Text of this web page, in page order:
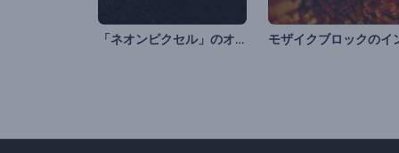
「ネオンピクセル」のオープニング動画